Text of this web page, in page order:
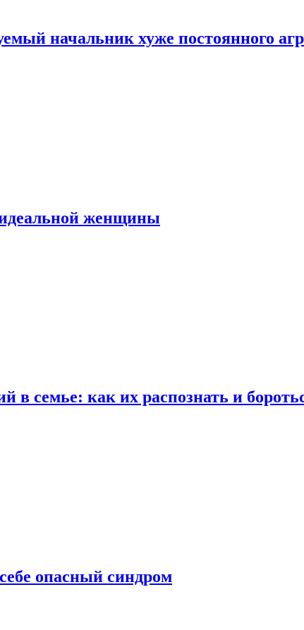
начальник хуже постоянного
идеальной женщины
в семье: как их распознать и
опасный синдром